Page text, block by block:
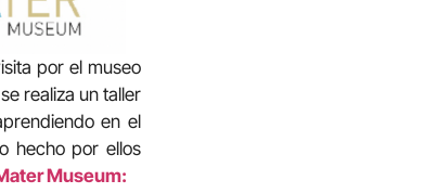
por el museo
realiza un taller
en el
hecho por ellos
Museum: